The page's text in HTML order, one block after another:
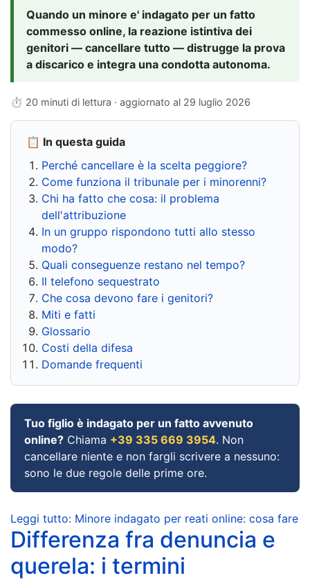
Quando un minore e' indagato per un fatto
commesso online, la reazione istintiva dei
genitori — cancellare tutto — distrugge la prova
a discarico e integra una condotta autonoma.
⏱ 20 minuti di lettura · aggiornato al 29 luglio 2026
📋 In questa guida
Perché cancellare è la scelta peggiore?
Come funziona il tribunale per i minorenni?
Chi ha fatto che cosa: il problema
dell'attribuzione
In un gruppo rispondono tutti allo stesso
modo?
Quali conseguenze restano nel tempo?
Il telefono sequestrato
Che cosa devono fare i genitori?
Miti e fatti
Glossario
Costi della difesa
Domande frequenti
Tuo figlio è indagato per un fatto avvenuto
online? Chiama +39 335 669 3954. Non
cancellare niente e non fargli scrivere a nessuno:
sono le due regole delle prime ore.
Leggi tutto: Minore indagato per reati online: cosa fare
Differenza fra denuncia e
querela: i termini